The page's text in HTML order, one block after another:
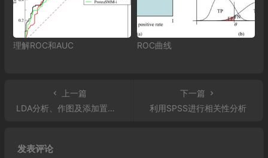
理解ROC和AUC ROC曲线
上一篇
LDA分析、作图及添加置信-ggord
下一篇
利用SPSS进行相关性分析
发表评论